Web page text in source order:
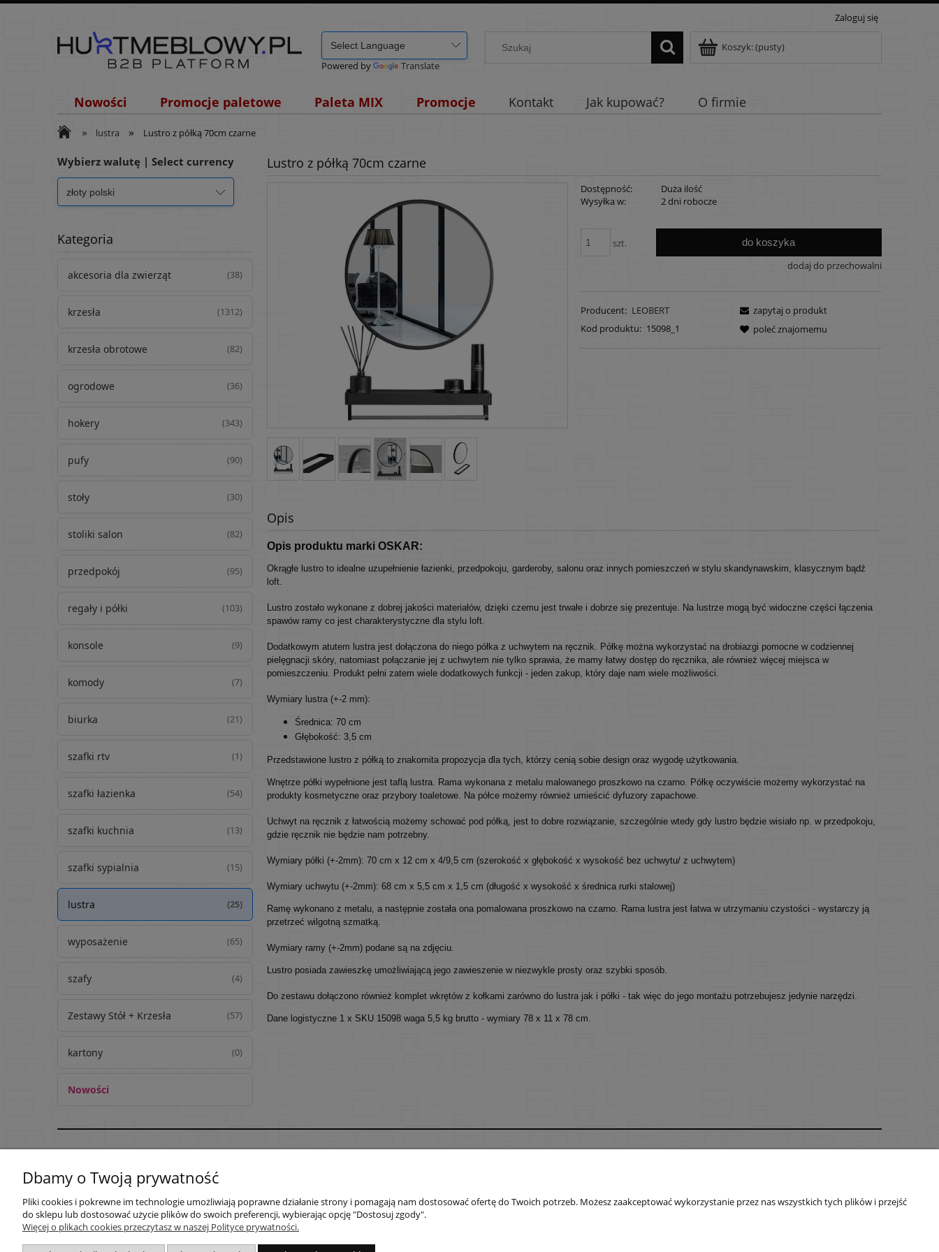
Zaloguj się
Powered by Translate
Koszyk:(pusty)
Nowości Promocje paletowe Paleta MIX Promocje Kontakt Jak kupować? O firmie
» lustra » Lustro z półką 70cm czarne
Wybierz walutę | Select currency
Kategoria
akcesoria dla zwierząt (38)
krzesła (1312)
krzesła obrotowe (82)
ogrodowe (36)
hokery (343)
pufy (90)
stoły (30)
stoliki salon (82)
przedpokój (95)
regały i półki (103)
konsole (9)
komody (7)
biurka (21)
szafki rtv (1)
szafki łazienka (54)
szafki kuchnia (13)
szafki sypialnia (15)
lustra (25)
wyposażenie (65)
szafy (4)
Zestawy Stół + Krzesła (57)
kartony (0)
Nowości
Lustro z półką 70cm czarne
Dostępność:
Duża ilość
Wysyłka w:
2 dni robocze
szt. do koszyka
dodaj do przechowalni
Producent: LEOBERT
Kod produktu: 15098_1
zapytaj o produkt
poleć znajomemu
Opis
Opis produktu marki OSKAR:
Okrągłe lustro to idealne uzupełnienie łazienki, przedpokoju, garderoby, salonu oraz innych pomieszczeń w stylu skandynawskim, klasycznym bądź
loft.
Lustro zostało wykonane z dobrej jakości materiałów, dzięki czemu jest trwałe i dobrze się prezentuje. Na lustrze mogą być widoczne części łączenia
spawów ramy co jest charakterystyczne dla stylu loft.
Dodatkowym atutem lustra jest dołączona do niego półka z uchwytem na ręcznik. Półkę można wykorzystać na drobiazgi pomocne w codziennej
pielęgnacji skóry, natomiast połączanie jej z uchwytem nie tylko sprawia, że mamy łatwy dostęp do ręcznika, ale również więcej miejsca w
pomieszczeniu. Produkt pełni zatem wiele dodatkowych funkcji - jeden zakup, który daje nam wiele możliwości.
Wymiary lustra (+-2 mm):
Średnica: 70 cm
Głębokość: 3,5 cm
Przedstawione lustro z półką to znakomita propozycja dla tych, którzy cenią sobie design oraz wygodę użytkowania.
Wnętrze półki wypełnione jest taflą lustra. Rama wykonana z metalu malowanego proszkowo na czarno. Półkę oczywiście możemy wykorzystać na
produkty kosmetyczne oraz przybory toaletowe. Na półce możemy również umieścić dyfuzory zapachowe.
Uchwyt na ręcznik z łatwością możemy schować pod półką, jest to dobre rozwiązanie, szczególnie wtedy gdy lustro będzie wisiało np. w przedpokoju,
gdzie ręcznik nie będzie nam potrzebny.
Wymiary półki (+-2mm): 70 cm x 12 cm x 4/9,5 cm (szerokość x głębokość x wysokość bez uchwytu/ z uchwytem)
Wymiary uchwytu (+-2mm): 68 cm x 5,5 cm x 1,5 cm (długość x wysokość x średnica rurki stalowej)
Ramę wykonano z metalu, a następnie została ona pomalowana proszkowo na czarno. Rama lustra jest łatwa w utrzymaniu czystości - wystarczy ją
przetrzeć wilgotną szmatką.
Wymiary ramy (+-2mm) podane są na zdjęciu.
Lustro posiada zawieszkę umożliwiającą jego zawieszenie w niezwykle prosty oraz szybki sposób.
Do zestawu dołączono również komplet wkrętów z kołkami zarówno do lustra jak i półki - tak więc do jego montażu potrzebujesz jedynie narzędzi.
Dane logistyczne 1 x SKU 15098 waga 5,5 kg brutto - wymiary 78 x 11 x 78 cm.
Regulaminy
Zwroty i reklamacje
Ustawienia konta
Przechowalnia
Czas i koszty dostawy
Czas realizacji zamówienia
Jak kupować?
O firmie
Dbamy o Twoją prywatność
Pliki cookies i pokrewne im technologie umożliwiają poprawne działanie strony i pomagają nam dostosować ofertę do Twoich potrzeb. Możesz zaakceptować wykorzystanie przez nas wszystkich tych plików i przejść
do sklepu lub dostosować użycie plików do swoich preferencji, wybierając opcję "Dostosuj zgody".
Więcej o plikach cookies przeczytasz w naszej Polityce prywatności.